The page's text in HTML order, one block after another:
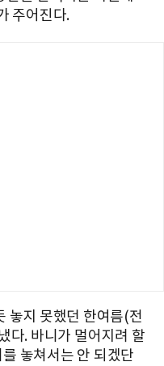
주어진다.
놓지 못했던 한여름(전
다. 바니가 멀어지려 할
놓쳐서는 안 되겠단